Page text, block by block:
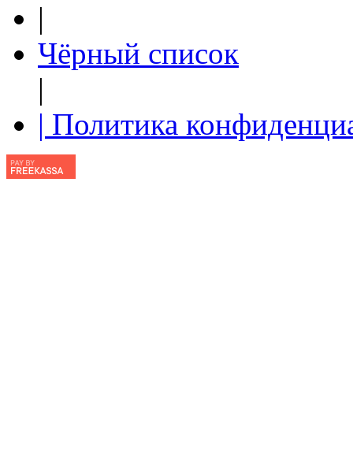
|
Чёрный список
|
| Политика